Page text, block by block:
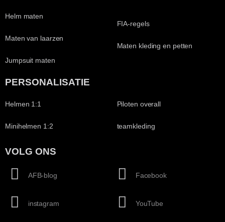
Helm maten
Maten van laarzen
Jumpsuit maten
FIA-regels
Maten kleding en petten
PERSONALISATIE
Helmen 1:1
Minihelmen 1:2
Piloten overall
teamkleding
VOLG ONS
AFB-blog
instagram
Facebook
YouTube